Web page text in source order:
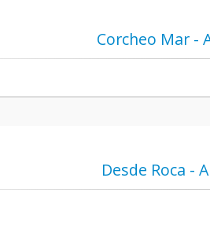
Corcheo Mar -
Desde Roca -